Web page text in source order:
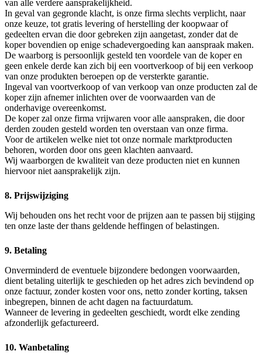
van alle verdere aansprakelijkheid.
In geval van gegronde klacht, is onze firma slechts verplicht, naar
onze keuze, tot gratis levering of herstelling der koopwaar of
gedeelten ervan die door gebreken zijn aangetast, zonder dat de
koper bovendien op enige schadevergoeding kan aanspraak maken.
De waarborg is persoonlijk gesteld ten voordele van de koper en
geen enkele derde kan zich bij een voortverkoop of bij een verkoop
van onze produkten beroepen op de versterkte garantie.
Ingeval van voortverkoop of van verkoop van onze producten zal de
koper zijn afnemer inlichten over de voorwaarden van de
onderhavige overeenkomst.
De koper zal onze firma vrijwaren voor alle aanspraken, die door
derden zouden gesteld worden ten overstaan van onze firma.
Voor de artikelen welke niet tot onze normale marktproducten
behoren, worden door ons geen klachten aanvaard.
Wij waarborgen de kwaliteit van deze producten niet en kunnen
hiervoor niet aansprakelijk zijn.
8. Prijswijziging
Wij behouden ons het recht voor de prijzen aan te passen bij stijging
ten onze laste der thans geldende heffingen of belastingen.
9. Betaling
Onverminderd de eventuele bijzondere bedongen voorwaarden,
dient betaling uiterlijk te geschieden op het adres zich bevindend op
onze factuur, zonder kosten voor ons, netto zonder korting, taksen
inbegrepen, binnen de acht dagen na factuurdatum.
Wanneer de levering in gedeelten geschiedt, wordt elke zending
afzonderlijk gefactureerd.
10. Wanbetaling